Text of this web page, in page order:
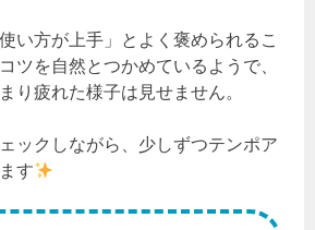
い方が上手」とよく褒められるこ
ツを自然とつかめているようで、
り疲れた様子は見せません。
ックしながら、少しずつテンポア
す